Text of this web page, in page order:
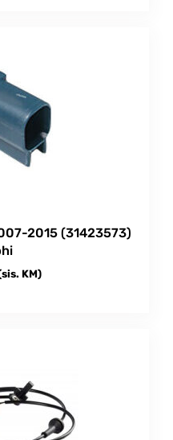
2015 (31423573)
KM)